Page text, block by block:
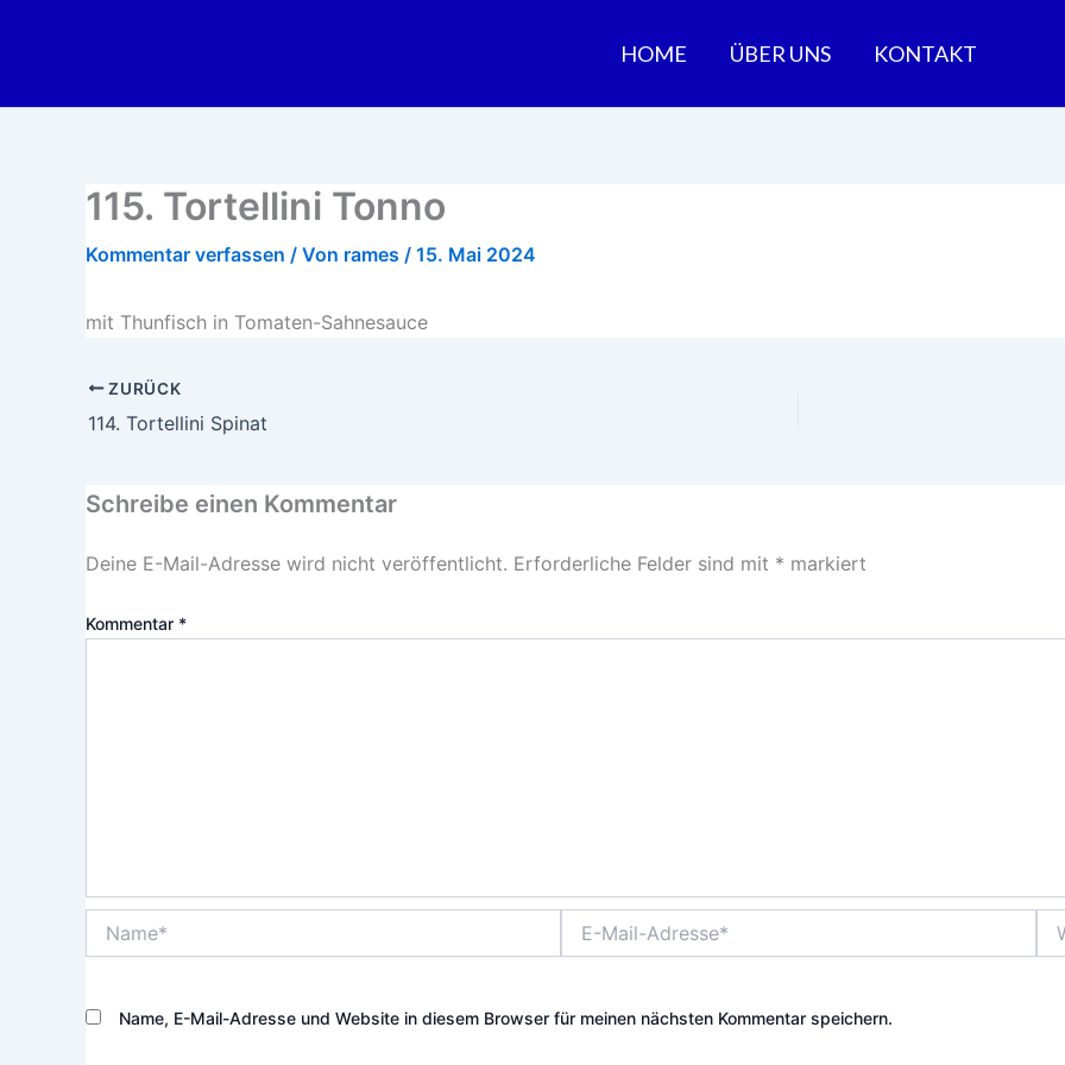
HOME ÜBER UNS KONTAKT
115. Tortellini Tonno
Kommentar verfassen / Von rames / 15. Mai 2024
mit Thunfisch in Tomaten-Sahnesauce
ZURÜCK
114. Tortellini Spinat
Schreibe einen Kommentar
Deine E-Mail-Adresse wird nicht veröffentlicht. Erforderliche Felder sind mit * markiert
Kommentar *
Mail-
Name, E-Mail-Adresse und Website in diesem Browser für meinen nächsten Kommentar speichern.